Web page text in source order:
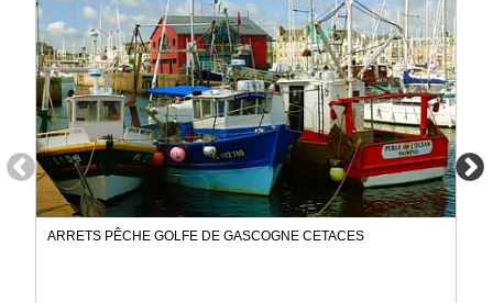
ARRETS PÊCHE GOLFE DE GASCOGNE CETACES